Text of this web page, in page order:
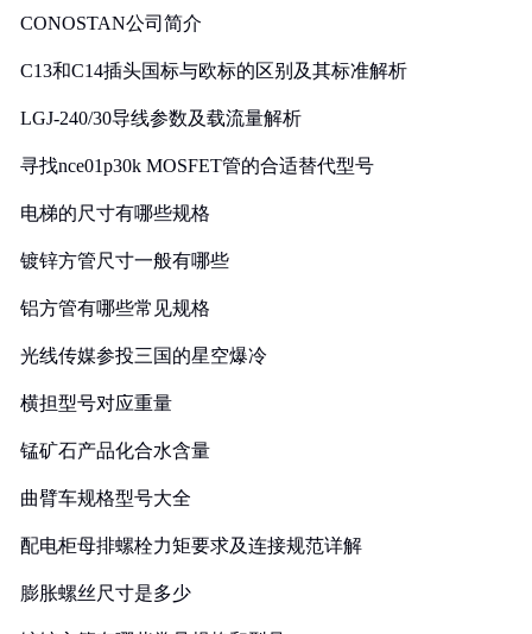
CONOSTAN公司简介
C13和C14插头国标与欧标的区别及其标准解析
LGJ-240/30导线参数及载流量解析
寻找nce01p30k MOSFET管的合适替代型号
电梯的尺寸有哪些规格
镀锌方管尺寸一般有哪些
铝方管有哪些常见规格
光线传媒参投三国的星空爆冷
横担型号对应重量
锰矿石产品化合水含量
曲臂车规格型号大全
配电柜母排螺栓力矩要求及连接规范详解
膨胀螺丝尺寸是多少